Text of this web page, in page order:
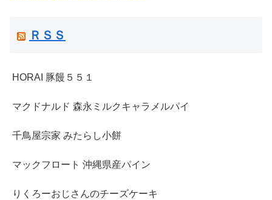
ＲＳＳ
HORAI 豚饅５５１
マクドナルド 森永ミルクキャラメルパイ
千鳥屋宗家 みたらし小餅
マックフロート 沖縄県産パイン
りくろーおじさんのチーズケーキ